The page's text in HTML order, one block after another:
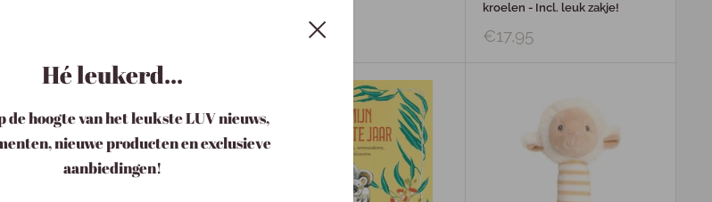
Hé leukerd...
de hoogte van het leukste LUV nieuws,
nieuwe producten en exclusieve
aanbiedingen!
€4,95
kroelen - Incl. leuk zakje!
€17,95